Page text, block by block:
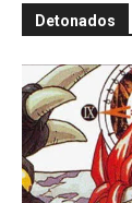
Detonados